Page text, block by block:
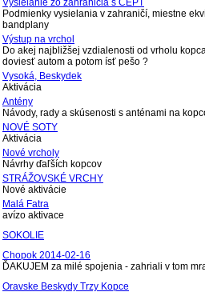
Vysielanie zo zahraničia s CEPT
Podmienky vysielania v zahraničí, miestne
bandplany
Výstup na vrchol
Do akej najbližšej vzdialenosti od vrholu
doviesť autom a potom ísť pešo ?
Vysoká, Beskydek
Aktivácia
Antény
Návody, rady a skúsenosti s anténami na
NOVÉ SOTY
Aktivácia
Nové vrcholy
Návrhy ďaľších kopcov
STRÁŽOVSKÉ VRCHY
Nové aktivácie
Malá Fatra
avízo aktivace
SOKOLIE
Chopok 2014-02-16
ĎAKUJEM za milé spojenia - zahriali v tom
Oravske Beskydy Trzy Kopce